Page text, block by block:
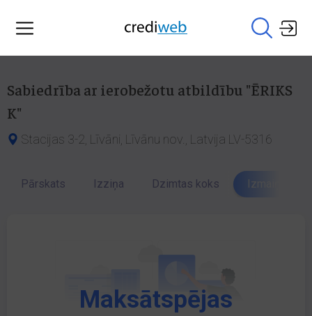
Sabiedrība ar ierobežotu atbildību "ĒRIKS
K"
Stacijas 3-2, Līvāni, Līvānu nov., Latvija LV-5316
Pārskats Izziņa Dzimtas koks Izmaiņu
Maksātspējas